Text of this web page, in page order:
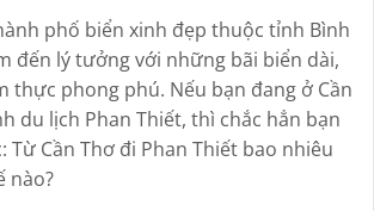
phố biển xinh đẹp thuộc tỉnh Bình
đến lý tưởng với những bãi biển dài,
thực phong phú. Nếu bạn đang ở Cần
du lịch Phan Thiết, thì chắc hẳn bạn
Từ Cần Thơ đi Phan Thiết bao nhiêu
nào?